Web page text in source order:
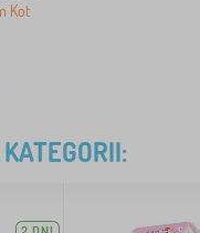
Kot